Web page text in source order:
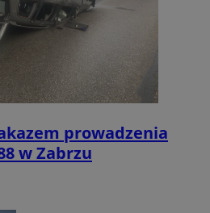
prowadzenia
w Zabrzu